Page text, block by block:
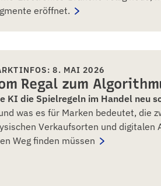
eröffnet.
8. MAI 2026
Regal zum
KI die Spielregeln im Handel neu
was es für Marken bedeutet, die
Verkaufsorten und digitalen
Weg finden müssen